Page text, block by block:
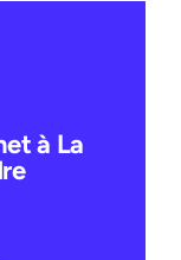
à La